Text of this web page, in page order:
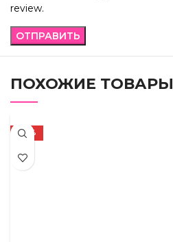
review.
ПОХОЖИЕ ТОВАРЫ
-36%